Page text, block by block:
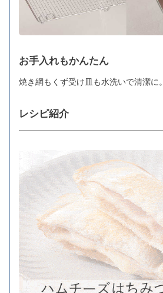
お手入れもかんたん
焼き網もくず受け皿も水洗いで清潔に。
レシピ紹介